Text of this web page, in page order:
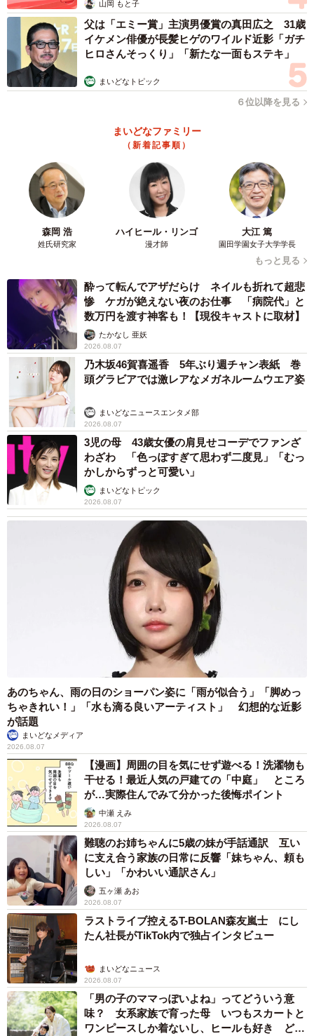
ー「いいよ」と「いいね」の違いに気づいたのはいつ頃で
したか？
昔の恋人から『いいよ』と返されたときに、なんとも言え
ない距離を感じたのが最初です。『許可された』というニ
ュアンスが強くて、心が置き去りになったような感覚でし
た。でも髭から『いいね』と言われたときは全然違ってい
て、『あなたの選択そのものに共感してるよ』と受け止め
てもらえた気がして、本当に嬉しかったんです。その瞬間
に『言葉って一文字でこんなに気持ちが変わるんだ』と実
感しました。
ーたった一文字で印象が変わるのはなぜでしょうか？
『いいよ』にはどうしても承認や許可のニュアンスが入っ
てしまうんだと思います。少し上から渡すような響きがあ
りますよね。一方で『いいね』は横に並んで一緒に頷いて
いるような感じがする。だから相手は『自分の気持ちに寄
り添ってもらえた』と感じやすいんです。ほんの一文字の
違いですが、伝わるのは距離感や関係性そのものだからこ
そ、印象が大きく変わるんだと思います。
ー今はご自身でも「いいね」と言うように？
はい、特に身近な人との会話では『いいね』を選ぶように
しています。自分が言われてうれしかったからこそ、相手
にもその温かさを届けたいんです。ちょっとした相づちで
も、『受け入れる』から『共感する』に変えるだけで空気
がやわらかくなる。人との関係は、そういう小さな積み重
ねで心地よく育っていくんだなと思います。
＜B.B軍曹さん関連情報＞
https://www.instagram.com/b.bgunso/
▽書籍『全てのネガティブをプラスに変える夫 髭・NGと書
いてナイスガイと読む 編』
https://www.amazon.co.jp/dp/4391162725
▽書籍『全てのネガティブをプラスに変える夫 髭・さては
人生3周目だな 編』
https://www.amazon.co.jp/dp/4391162733
山岡 もと子
父は「エミー賞」主演男優賞の真田広之 31歳
イケメン俳優が長髪ヒゲのワイルド近影「ガチ
ヒロさんそっくり」「新たな一面もステキ」
まいどなトピック
６位以降を見る
まいどなファミリー
（新着記事順）
森岡 浩
姓氏研究家
ハイヒール・リンゴ
漫才師
大江 篤
園田学園女子大学学長
もっと見る
酔って転んでアザだらけ ネイルも折れて超悲
惨 ケガが絶えない夜のお仕事 「病院代」と
数万円を渡す神客も！【現役キャストに取材】
たかなし 亜妖
2026.08.07
乃木坂46賀喜遥香 5年ぶり週チャン表紙 巻
頭グラビアでは激レアなメガネルームウエア姿
まいどなニュースエンタメ部
2026.08.07
3児の母 43歳女優の肩見せコーデでファンざ
わざわ 「色っぽすぎて思わず二度見」「むっ
かしからずっと可愛い」
まいどなトピック
2026.08.07
あのちゃん、雨の日のショーパン姿に「雨が似合う」「脚めっ
ちゃきれい！」「水も滴る良いアーティスト」 幻想的な近影
が話題
まいどなメディア
2026.08.07
【漫画】周囲の目を気にせず遊べる！洗濯物も
干せる！最近人気の戸建ての「中庭」 ところ
が…実際住んでみて分かった後悔ポイント
中瀬 えみ
2026.08.07
難聴のお姉ちゃんに5歳の妹が手話通訳 互い
に支え合う家族の日常に反響「妹ちゃん、頼も
しい」「かわいい通訳さん」
五ヶ瀬 あお
2026.08.07
ラストライブ控えるT-BOLAN森友嵐士 にし
たん社長がTikTok内で独占インタビュー
まいどなニュース
2026.08.07
「男の子のママっぽいよね」ってどういう意
味？ 女系家族で育った母 いつもスカートと
ワンピースしか着ないし、ヒールも好き どの